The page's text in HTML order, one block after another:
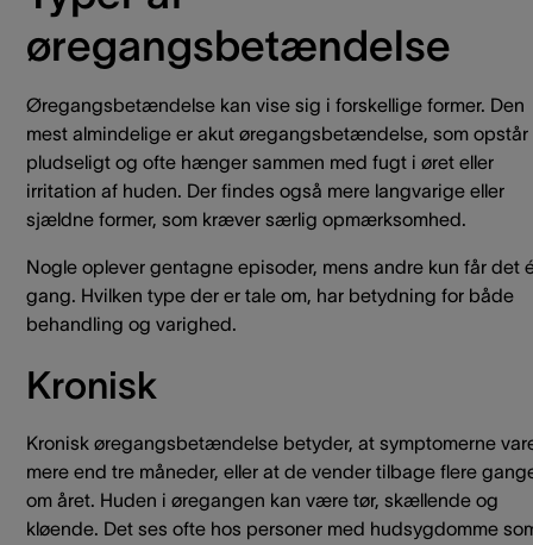
øregangsbetændelse
Øregangsbetændelse kan vise sig i forskellige former. Den
mest almindelige er akut øregangsbetændelse, som opstår
pludseligt og ofte hænger sammen med fugt i øret eller
irritation af huden. Der findes også mere langvarige eller
sjældne former, som kræver særlig opmærksomhed.
Nogle oplever gentagne episoder, mens andre kun får det
gang. Hvilken type der er tale om, har betydning for både
behandling og varighed.
Kronisk
Kronisk øregangsbetændelse betyder, at symptomerne
mere end tre måneder, eller at de vender tilbage flere
om året. Huden i øregangen kan være tør, skællende og
kløende. Det ses ofte hos personer med hudsygdomme